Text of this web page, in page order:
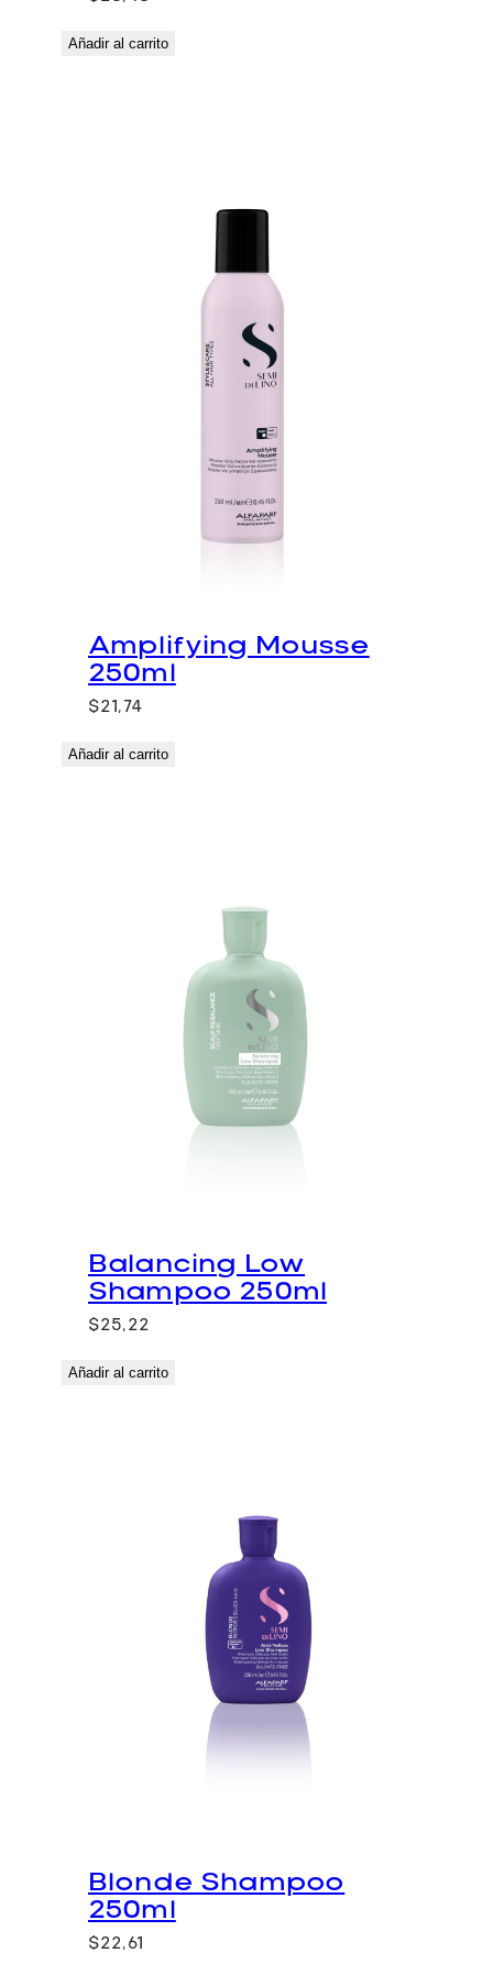
Añadir al carrito
Amplifying Mousse
250ml
$21,74
Añadir al carrito
Balancing Low
Shampoo 250ml
$25,22
Añadir al carrito
Blonde Shampoo
250ml
$22,61